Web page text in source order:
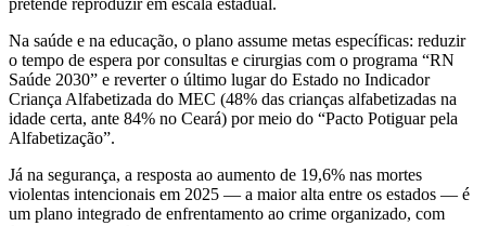
pretende reproduzir em escala estadual.
Na saúde e na educação, o plano assume metas específicas: reduzir
o tempo de espera por consultas e cirurgias com o programa “RN
Saúde 2030” e reverter o último lugar do Estado no Indicador
Criança Alfabetizada do MEC (48% das crianças alfabetizadas na
idade certa, ante 84% no Ceará) por meio do “Pacto Potiguar pela
Alfabetização”.
Já na segurança, a resposta ao aumento de 19,6% nas mortes
violentas intencionais em 2025 — a maior alta entre os estados — é
um plano integrado de enfrentamento ao crime organizado, com